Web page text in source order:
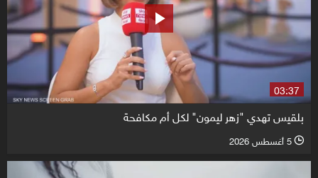
03:37
بلقيس تهدي "زهر ليمون" لكل أم مكافحة
l 5 أغسطس 2026